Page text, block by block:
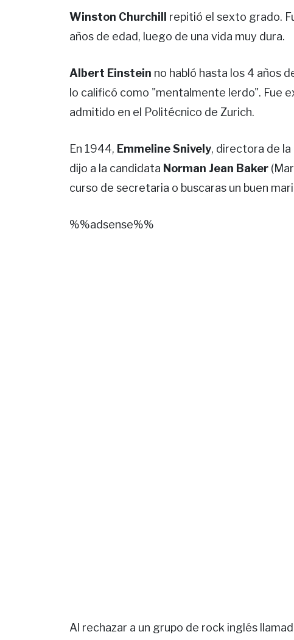
Winston Churchill
repitió el sexto grado.
años de edad, luego de una vida muy dura.
Albert Einstein no habló hasta los 4 años
lo calificó como "mentalmente lerdo". Fue
admitido en el Politécnico de Zurich.
En 1944, Emmeline Snively, directora de
dijo a la candidata Norman Jean Baker
curso de secretaria o buscaras un buen
%%adsense%%
Al rechazar a un grupo de rock inglés